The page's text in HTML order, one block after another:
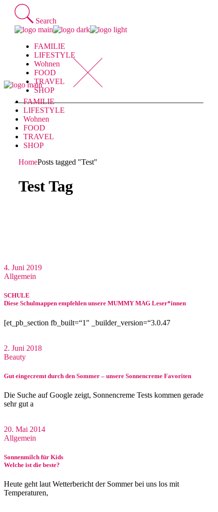
Skip
content
Search
FAMILIE
LIFESTYLE
Wohnen
FOOD
TRAVEL
SHOP
FAMILIE
LIFESTYLE
Wohnen
FOOD
TRAVEL
SHOP
HomePosts tagged "Test"
Test Tag
4. Juni 2019
Allgemein
SCHULE
Diese Schulmappen empfehlen unsere MUMMY MAG Leser*innen
[et_pb_section fb_built=“1″ _builder_version=“3.0.47
2. Juni 2018
Beauty
Gut eingecremt durch den Sommer – unsere Sonnencreme Favoriten
Die Suche auf Google zeigt, Sonnencreme Tests kommen gerade
sehr gut a
20. Mai 2014
Allgemein
Sonnenmilch für Kids
Welche ist die beste?
Heute geht laut Wetterbericht der Sommer bei uns los mit
Temperaturen,